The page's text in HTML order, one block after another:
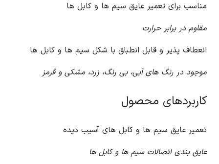
مناسب برای تعمیر عایق سیم ها و کابل ها
مقاوم در برابر حرارت
انعطاف پذیر و قابل انطباق با شکل سیم ها و کابل ها
موجود در رنگ های آبی، بی رنگ، زرد، مشکی و قرمز
کاربردهای محصول
تعمیر عایق سیم ها و کابل های آسیب دیده
عایق بندی اتصالات سیم ها و کابل ها